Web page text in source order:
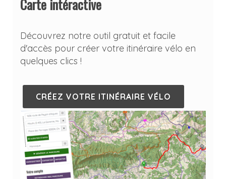
Carte intéractive
Découvrez notre outil gratuit et facile
d'accès pour créer votre itinéraire vélo en
quelques clics !
CRÉEZ VOTRE ITINÉRAIRE VÉLO